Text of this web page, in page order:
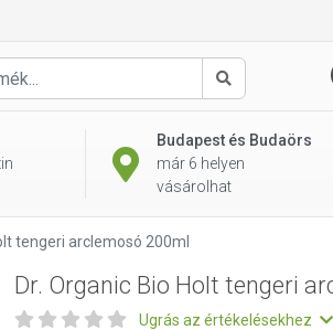
Keresés
Budapest és Budaörs
már 6 helyen
vásárolhat
tengeri arclemosó 200ml
Dr. Organic Bio Holt tengeri
Ugrás az értékelésekhez